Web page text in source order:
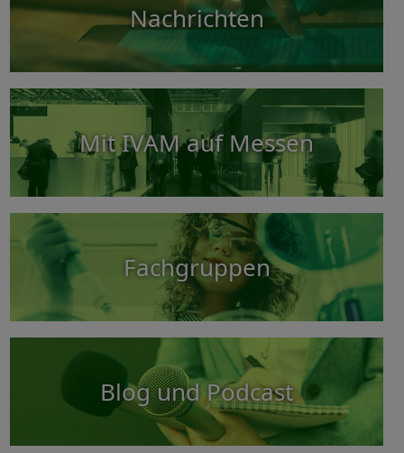
Nachrichten
Mit IVAM auf Messen
Fachgruppen
Blog und Podcast